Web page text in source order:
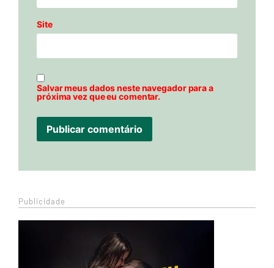
Site
Salvar meus dados neste navegador para a
próxima vez que eu comentar.
Publicidade